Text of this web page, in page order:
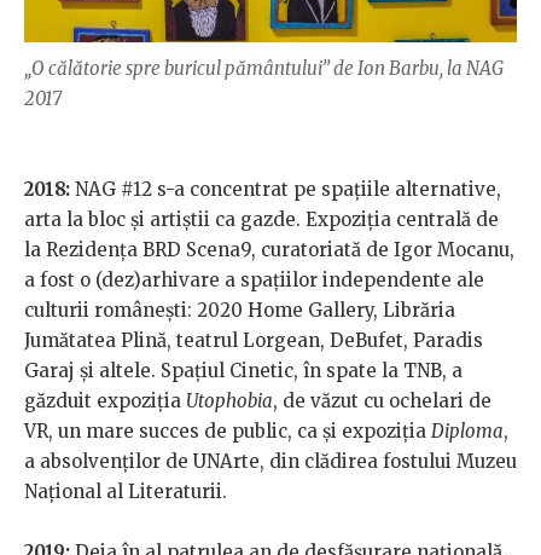
„O călătorie spre buricul pământului” de Ion Barbu, la NAG
2017
2018: NAG #12 s-a concentrat pe spațiile alternative,
arta la bloc și artiștii ca gazde. Expoziția centrală de
la Rezidența BRD Scena9, curatoriată de Igor Mocanu,
a fost o (dez)arhivare a spațiilor independente ale
culturii românești: 2020 Home Gallery, Librăria
Jumătatea Plină, teatrul Lorgean, DeBufet, Paradis
Garaj și altele. Spațiul Cinetic, în spate la TNB, a
găzduit expoziția Utophobia, de văzut cu ochelari de
VR, un mare succes de public, ca și expoziția Diploma,
a absolvenților de UNArte, din clădirea fostului Muzeu
Național al Literaturii.